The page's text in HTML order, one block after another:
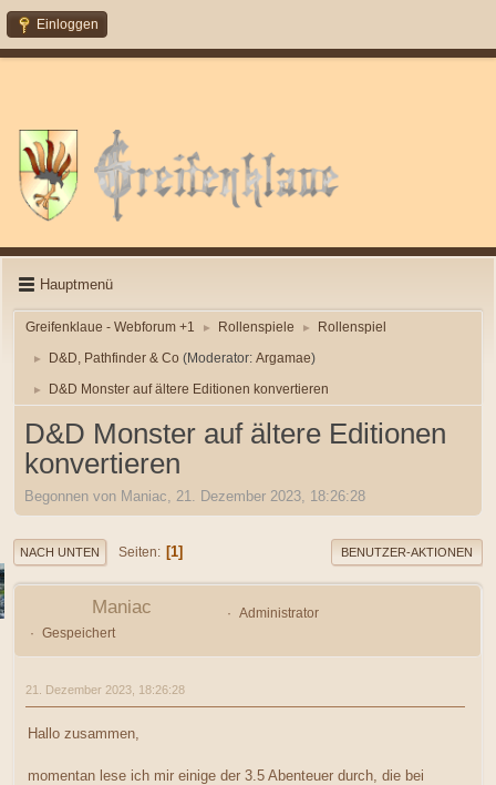
Einloggen
Hauptmenü
Greifenklaue - Webforum +1 ► Rollenspiele ► Rollenspiel
► D&D, Pathfinder & Co (Moderator: Argamae)
► D&D Monster auf ältere Editionen konvertieren
D&D Monster auf ältere Editionen
konvertieren
Begonnen von Maniac, 21. Dezember 2023, 18:26:28
NACH UNTEN Seiten 1 BENUTZER-AKTIONEN
Maniac
Administrator
Gespeichert
21. Dezember 2023, 18:26:28
Hallo zusammen,
momentan lese ich mir einige der 3.5 Abenteuer durch, die bei